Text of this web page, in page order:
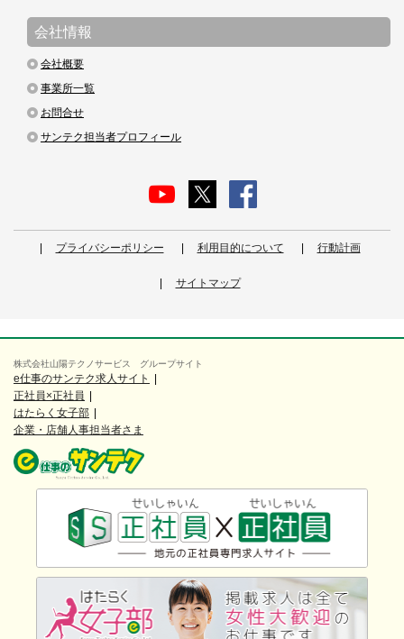
会社情報
会社概要
事業所一覧
お問合せ
サンテク担当者プロフィール
プライバシーポリシー 利用目的について 行動計画
サイトマップ
株式会社山陽テクノサービス グループサイト
e仕事のサンテク求人サイト
正社員×正社員
はたらく女子部
企業・店舗人事担当者さま